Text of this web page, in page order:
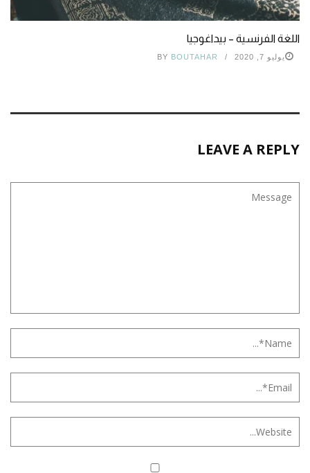
اللغة الفرنسية – بيداغوجيا
يوليو 7, 2020 BY BOUTAHAR
LEAVE A REPLY